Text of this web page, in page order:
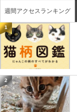
週間アクセスランキング
1
2